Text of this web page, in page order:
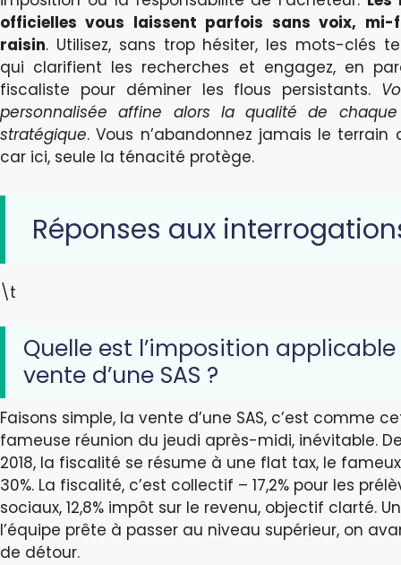
officielles vous laissent parfois sans voix, mi-
raisin. Utilisez, sans trop hésiter, les mots-clés
qui clarifient les recherches et engagez, en
fiscaliste pour déminer les flous persistants.
personnalisée affine alors la qualité de
stratégique. Vous n’abandonnez jamais le terrain
car ici, seule la ténacité protège.
Réponses aux
\t
Quelle est l’imposition
vente d’une SAS ?
Faisons simple, la vente d’une SAS, c’est comme
fameuse réunion du jeudi après-midi, inévitable.
2018, la fiscalité se résume à une flat tax, le fameux
30%. La fiscalité, c’est collectif – 17,2% pour les
sociaux, 12,8% impôt sur le revenu, objectif clarté.
l’équipe prête à passer au niveau supérieur, on
de détour.